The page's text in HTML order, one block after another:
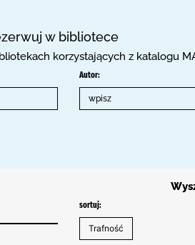
w bibliotece
korzystających z katalogu
Autor:
sortuj: